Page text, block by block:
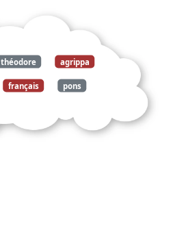
théodore agrippa
français pons
1630